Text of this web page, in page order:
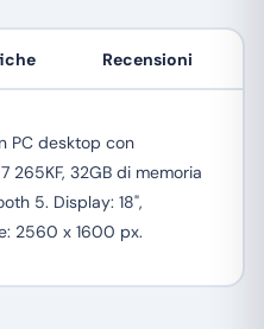
Recensioni
PC desktop con
265KF, 32GB di memoria
5. Display: 18",
2560 x 1600 px.